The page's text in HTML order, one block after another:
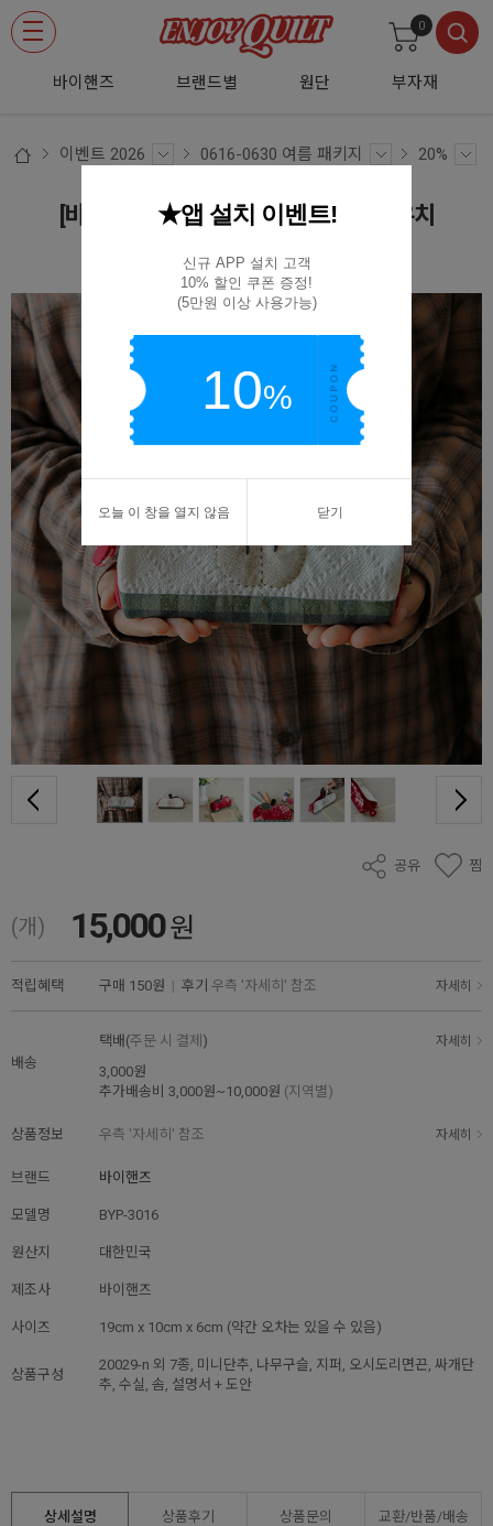
바이핸즈 브랜드별 원단 부자재
0
이벤트 2026 0616-0630 여름 패키지 20%
[바이핸즈] 퀼트패키지 소품 - 애플 파우치
BYP-3016
공유 찜
(개) 15,000원
적립혜택 구매 150원 | 후기 우측 '자세히' 참조 자세히
배송
택배(주문 시 결제 ) 자세히
3,000원
추가배송비 3,000원~10,000원 (지역별)
상품정보 우측 '자세히' 참조 자세히
브랜드 바이핸즈
모델명 BYP-3016
원산지 대한민국
제조사 바이핸즈
사이즈 19cm x 10cm x 6cm (약간 오차는 있을 수 있음)
상품구성
20029-n 외 7종, 미니단추, 나무구슬, 지퍼, 오시도리면끈, 싸개단
추, 수실, 솜, 설명서 + 도안
상세설명 상품후기 상품문의 교환/반품/배송
★앱 설치 이벤트!
신규 APP 설치 고객
10% 할인 쿠폰 증정!
(5만원 이상 사용가능)
10%
오늘 이 창을 열지 않음 닫기